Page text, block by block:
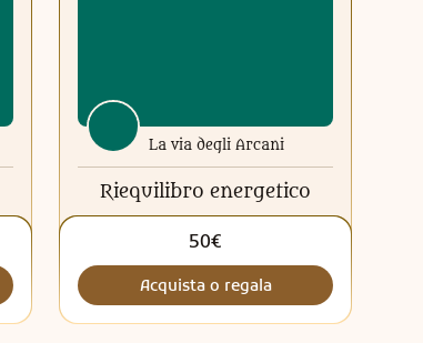
La via degli Arcani
Riequilibro energetico
50€
Acquista o regala